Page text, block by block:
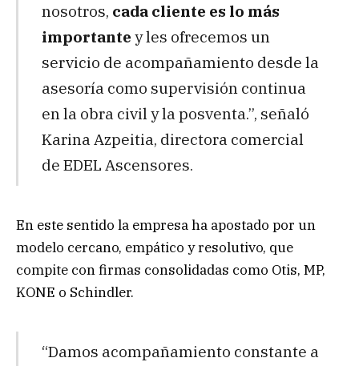
nosotros, cada cliente es lo más
importante y les ofrecemos un
servicio de acompañamiento desde la
asesoría como supervisión continua
en la obra civil y la posventa.”, señaló
Karina Azpeitia, directora comercial
de EDEL Ascensores.
En este sentido la empresa ha apostado por un
modelo cercano, empático y resolutivo, que
compite con firmas consolidadas como Otis, MP,
KONE o Schindler.
“Damos acompañamiento constante a